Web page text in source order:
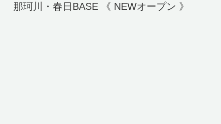
那珂川・春日BASE 《 NEWオープン 》